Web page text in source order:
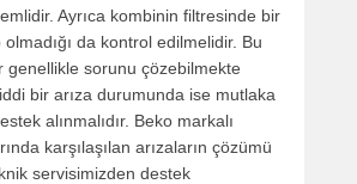
Ayrıca kombinin filtresinde bir
olmadığı da kontrol edilmelidir. Bu
genellikle sorunu çözebilmekte
bir arıza durumunda ise mutlaka
alınmalıdır. Beko markalı
karşılaşılan arızaların çözümü
servisimizden destek